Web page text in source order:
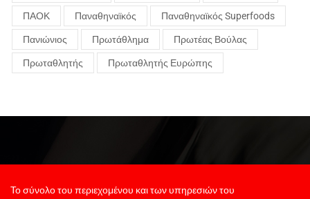
ΠΑΟΚ Παναθηναϊκός Παναθηναϊκός Superfoods
Πανιώνιος Πρωτάθλημα Πρωτέας Βούλας
Πρωταθλητής Πρωταθλητής Ευρώπης
Το σύνολο του περιεχομένου και των υπηρεσιών του